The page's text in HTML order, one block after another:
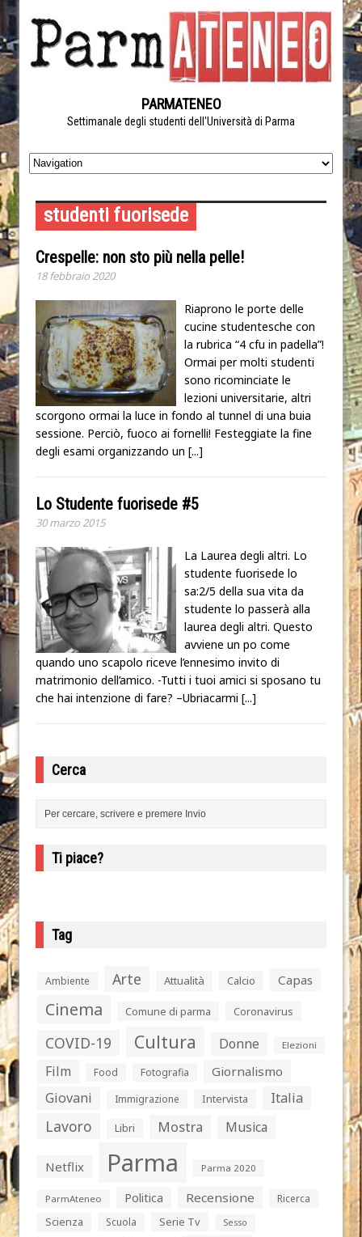
PARMATENEO
Settimanale degli studenti dell'Università di Parma
studenti fuorisede
Crespelle: non sto più nella pelle!
18 febbraio 2020
Riaprono le porte delle
cucine studentesche con
la rubrica “4 cfu in padella”!
Ormai per molti studenti
sono ricominciate le
lezioni universitarie, altri
scorgono ormai la luce in fondo al tunnel di una buia
sessione. Perciò, fuoco ai fornelli! Festeggiate la fine
degli esami organizzando un [...]
Lo Studente fuorisede #5
30 marzo 2015
La Laurea degli altri. Lo
studente fuorisede lo
sa:2/5 della sua vita da
studente lo passerà alla
laurea degli altri. Questo
avviene un po come
quando uno scapolo riceve l’ennesimo invito di
matrimonio dell’amico. -Tutti i tuoi amici si sposano tu
che hai intenzione di fare? –Ubriacarmi [...]
Cerca
Ti piace?
Tag
Ambiente Arte Attualità Calcio Capas
Cinema Comune di parma Coronavirus
COVID-19 Cultura Donne Elezioni
Film Food Fotografia Giornalismo
Giovani Immigrazione Intervista Italia
Lavoro Libri Mostra Musica
Netflix Parma Parma 2020
ParmAteneo Politica Recensione
Ricerca
Scienza
Scuola Serie Tv Sesso